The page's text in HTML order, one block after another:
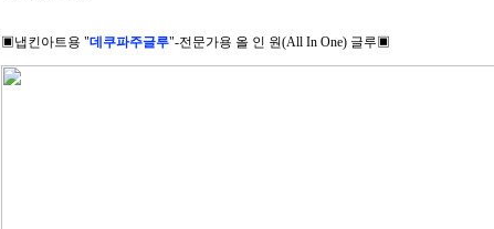
▣냅킨아트용 "데쿠파주글루"-전문가용 올 인 원(All In One) 글루▣